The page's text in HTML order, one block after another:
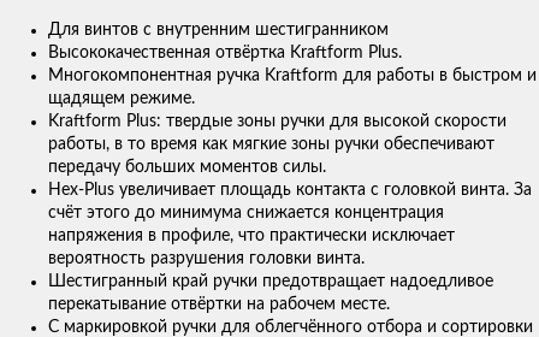
Для винтов с внутренним шестигранником
Высококачественная отвёртка Kraftform Plus.
Многокомпонентная ручка Kraftform для работы в быстром и
щадящем режиме.
Kraftform Plus: твердые зоны ручки для высокой скорости
работы, в то время как мягкие зоны ручки обеспечивают
передачу больших моментов силы.
Hex-Plus увеличивает площадь контакта с головкой винта. За
счёт этого до минимума снижается концентрация
напряжения в профиле, что практически исключает
вероятность разрушения головки винта.
Шестигранный край ручки предотвращает надоедливое
перекатывание отвёртки на рабочем месте.
С маркировкой ручки для облегчённого отбора и сортировки